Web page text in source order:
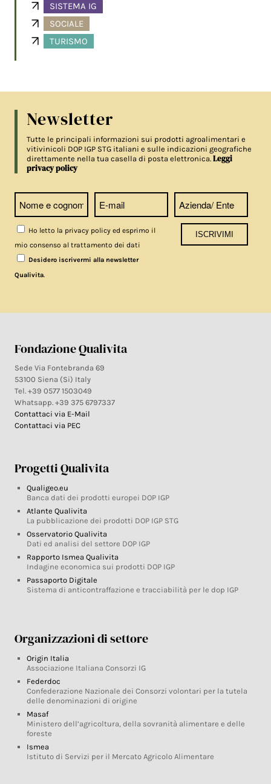
SISTEMA IG
SOCIALE
TURISMO
Newsletter
Tutte le principali informazioni sui prodotti agroalimentari e
vitivinicoli DOP IGP STG italiani e sulle indicazioni geografiche
direttamente nella tua casella di posta elettronica.Leggi
privacy policy
Ho letto la privacy policy ed esprimo il
mio consenso al trattamento dei dati
Desidero iscrivermi alla newsletter
Qualivita.
Fondazione Qualivita
Sede Via Fontebranda 69
53100 Siena (Si) Italy
Tel. +39 0577 1503049
Whatsapp. +39 375 6797337
Contattaci via E-Mail
Contattaci via PEC
Progetti Qualivita
Qualigeo.eu
Banca dati dei prodotti europei DOP IGP
Atlante Qualivita
La pubblicazione dei prodotti DOP IGP STG
Osservatorio Qualivita
Dati ed analisi del settore DOP IGP
Rapporto Ismea Qualivita
Indagine economica sui prodotti DOP IGP
Passaporto Digitale
Sistema di anticontraffazione e tracciabilità per le dop IGP
Organizzazioni di settore
Origin Italia
Associazione Italiana Consorzi IG
Federdoc
Confederazione Nazionale dei Consorzi volontari per la tutela
delle denominazioni di origine
Masaf
Ministero dell’agricoltura, della sovranità alimentare e delle
foreste
Ismea
Istituto di Servizi per il Mercato Agricolo Alimentare